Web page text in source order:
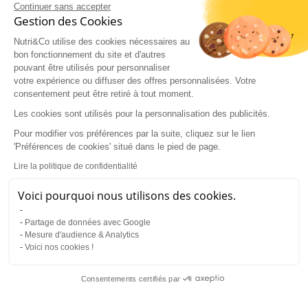
Continuer sans accepter
Gestion des Cookies
Nutri&Co utilise des cookies nécessaires au
bon fonctionnement du site et d'autres
pouvant être utilisés pour personnaliser
votre expérience ou diffuser des offres personnalisées. Votre
consentement peut être retiré à tout moment.
Les cookies sont utilisés pour la personnalisation des publicités.
Pour modifier vos préférences par la suite, cliquez sur le lien
'Préférences de cookies' situé dans le pied de page.
Lire la politique de confidentialité
Voici pourquoi nous utilisons des cookies.
Partage de données avec Google
Mesure d'audience & Analytics
Voici nos cookies !
Consentements certifiés par